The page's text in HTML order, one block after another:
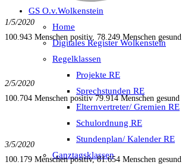
GS O.v.Wolkenstein
Home
Digitales Register Wolkenstein
Regelklassen
Projekte RE
Sprechstunden RE
Elternvertreter/ Gremien RE
Schulordnung RE
Stundenplan/ Kalender RE
Ganztagsklassen
1/5/2020
100.943 Menschen positiv, 78.249 Menschen gesund
2/5/2020
100.704 Menschen positiv 79.914 Menschen gesund
3/5/2020
100.179 Menschen positiv, 81.654 Menschen gesund